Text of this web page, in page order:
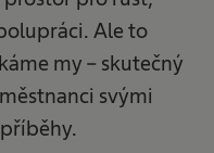
Ale to
my – skutečný
svými